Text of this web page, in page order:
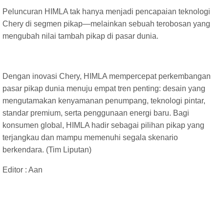
Peluncuran HIMLA tak hanya menjadi pencapaian teknologi
Chery di segmen pikap—melainkan sebuah terobosan yang
mengubah nilai tambah pikap di pasar dunia.
Dengan inovasi Chery, HIMLA mempercepat perkembangan
pasar pikap dunia menuju empat tren penting: desain yang
mengutamakan kenyamanan penumpang, teknologi pintar,
standar premium, serta penggunaan energi baru. Bagi
konsumen global, HIMLA hadir sebagai pilihan pikap yang
terjangkau dan mampu memenuhi segala skenario
berkendara. (Tim Liputan)
Editor : Aan